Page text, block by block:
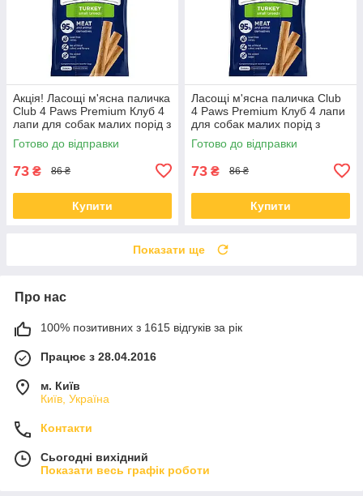
Акція! Ласощі м'ясна паличка
Club 4 Paws Premium Клуб 4
лапи для собак малих порід з
індичкою 36 гр
Готово до відправки
73 ₴ 86 ₴
Купити
Ласощі м'ясна паличка Club
4 Paws Premium Клуб 4 лапи
для собак малих порід з
індичкою 36 гр
Готово до відправки
73 ₴ 86 ₴
Купити
Показати ще
Про нас
100% позитивних з 1615 відгуків за рік
Працює з 28.04.2016
м. Київ
Київ, Україна
Контакти
Сьогодні вихідний
Показати весь графік роботи